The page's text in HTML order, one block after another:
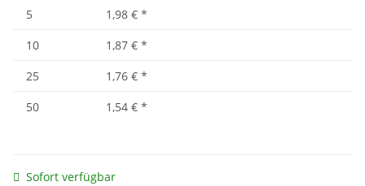
5
1,98 € *
10
1,87 € *
25
1,76 € *
50
1,54 € *
Sofort verfügbar